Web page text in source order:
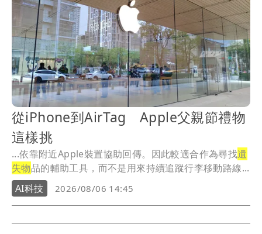
從iPhone到AirTag Apple父親節禮物
這樣挑
...依靠附近Apple裝置協助回傳。因此較適合作為尋找遺
失物品的輔助工具，而不是用來持續追蹤行李移動路線...
AI科技
2026/08/06 14:45